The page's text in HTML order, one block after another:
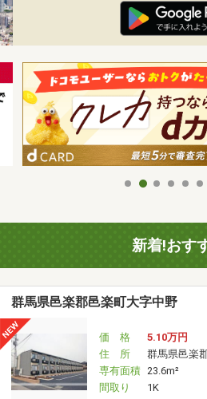
新着!おす
群馬県邑楽郡邑楽町大字中野
価 格
5.10万円
住 所
群馬県邑楽
専有面積 23.6m²
間取り
1K